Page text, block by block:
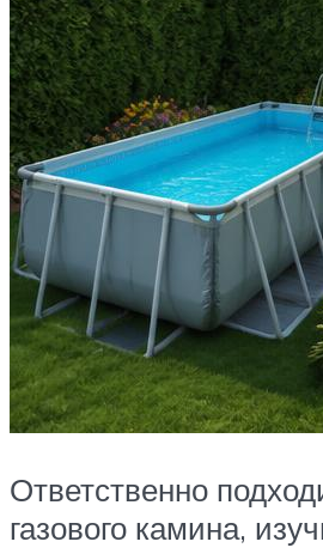
Ответственно
газового камина,